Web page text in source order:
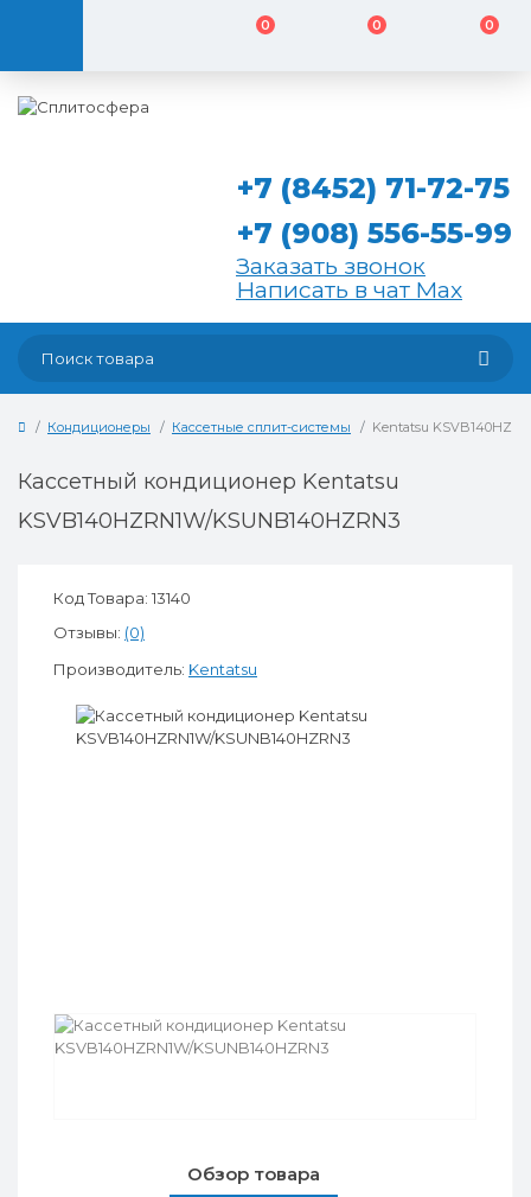
0 0 0
+7 (8452) 71-72-75
+7 (908) 556-55-99
Заказать звонок
Написать в чат Max
Кондиционеры Кассетные сплит-системы Kentatsu
Кассетный кондиционер Kentatsu
KSVB140HZRN1W/KSUNB140HZRN3
Код Товара: 13140
Отзывы: (0)
Производитель: Kentatsu
Обзор товара